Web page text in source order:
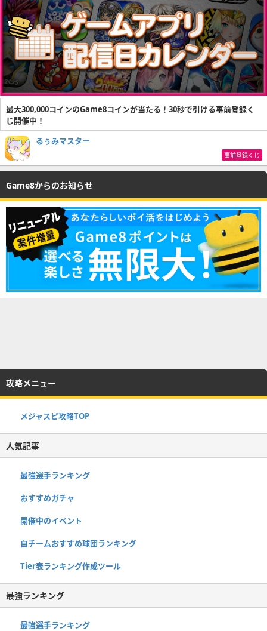
最大300,000コインのGame8コインが当たる！30秒で引ける事前登録く
じ開催中！
るぅみマスター
事前登録くじ
Game8からのお知らせ
攻略メニュー
メジャスピ攻略TOP
人気記事
最強選手ランキング
おすすめガチャ
開催中のイベント
自チームおすすめ球団ランキング
Tier表ランキング作成ツール
最強ランキング
最強選手ランキング